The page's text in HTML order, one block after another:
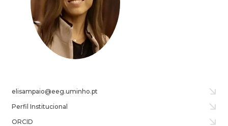
elisampaio@eeg.uminho.pt
Perfil Institucional
ORCID